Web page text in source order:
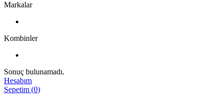
Markalar
Kombinler
Sonuç bulunamadı.
Hesabım
Sepetim (0)